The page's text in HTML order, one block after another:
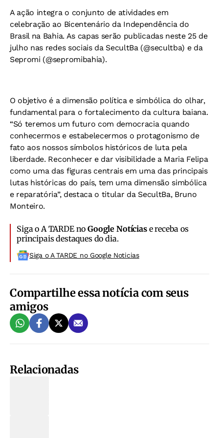
A ação integra o conjunto de atividades em
celebração ao Bicentenário da Independência do
Brasil na Bahia. As capas serão publicadas neste 25 de
julho nas redes sociais da SecultBa (@secultba) e da
Sepromi (@sepromibahia).
O objetivo é a dimensão política e simbólica do olhar,
fundamental para o fortalecimento da cultura baiana.
“Só teremos um futuro com democracia quando
conhecermos e estabelecermos o protagonismo de
fato aos nossos símbolos históricos de luta pela
liberdade. Reconhecer e dar visibilidade a Maria Felipa
como uma das figuras centrais em uma das principais
lutas históricas do país, tem uma dimensão simbólica
e reparatória”, destaca o titular da SecultBa, Bruno
Monteiro.
Siga o A TARDE noGoogle Notíciase receba os
principais destaques do dia.
Siga o A TARDE no Google Noticias
Compartilhe essa notícia com seus
amigos
Relacionadas